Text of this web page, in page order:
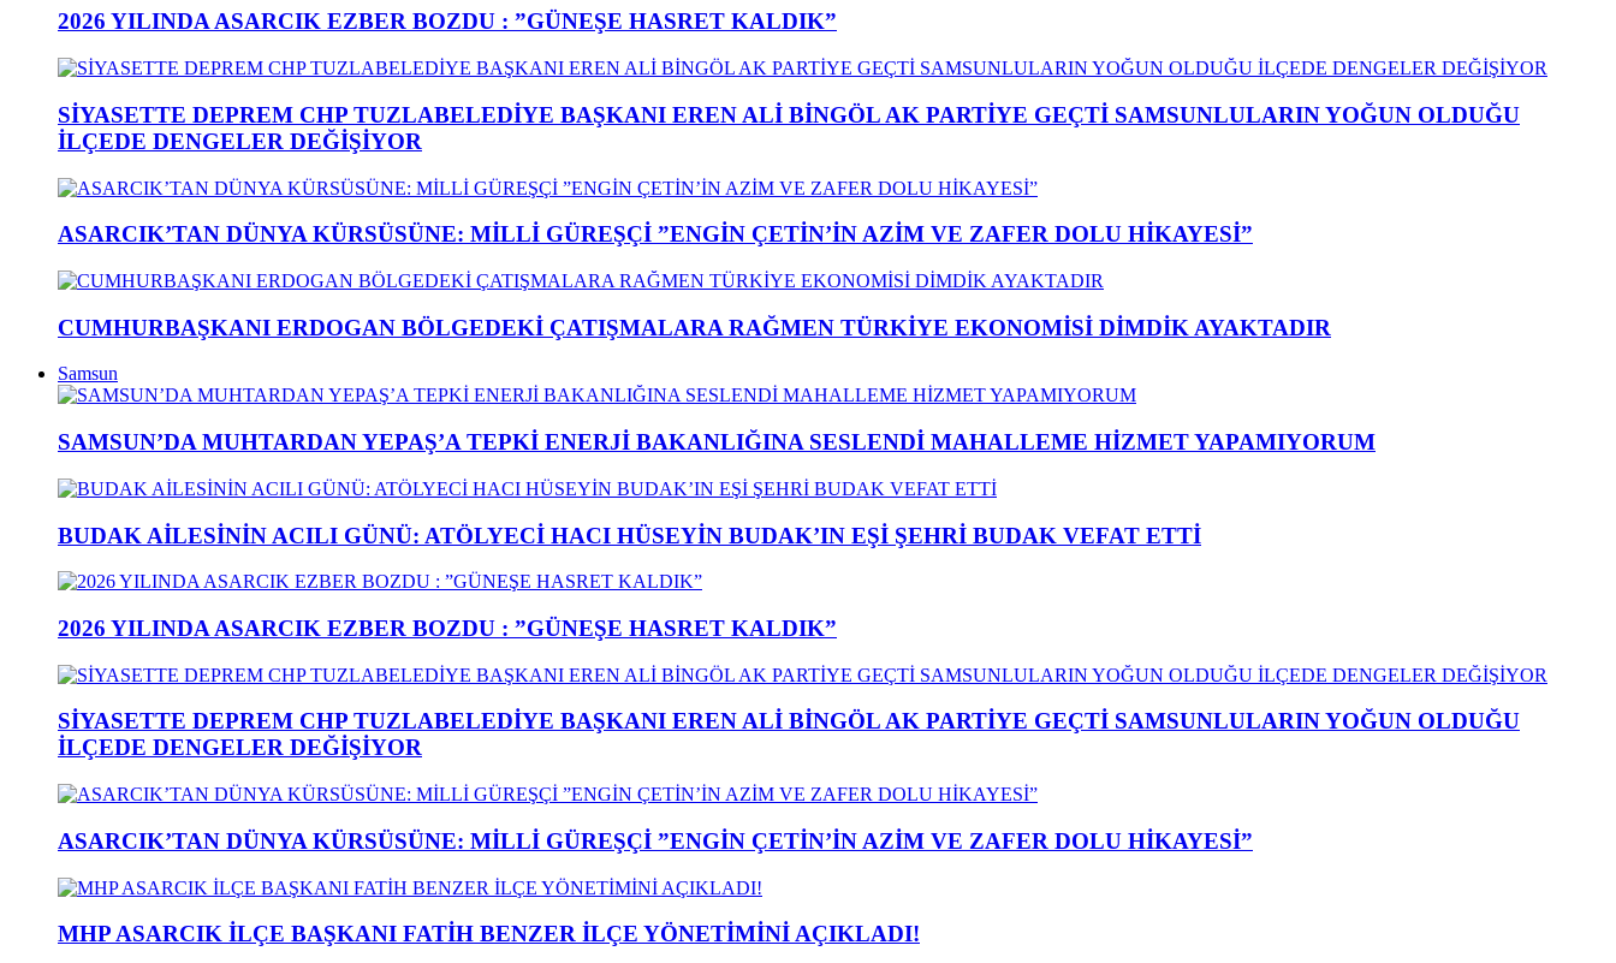
2026 YILINDA ASARCIK EZBER BOZDU : ”GÜNEŞE HASRET KALDIK”
SİYASETTE DEPREM CHP TUZLABELEDİYE BAŞKANI EREN ALİ BİNGÖL AK PARTİYE GEÇTİ SAMSUNLULARIN YOĞUN OLDUĞU
İLÇEDE DENGELER DEĞİŞİYOR
ASARCIK’TAN DÜNYA KÜRSÜSÜNE: MİLLİ GÜREŞÇİ ”ENGİN ÇETİN’İN AZİM VE ZAFER DOLU HİKAYESİ”
CUMHURBAŞKANI ERDOGAN BÖLGEDEKİ ÇATIŞMALARA RAĞMEN TÜRKİYE EKONOMİSİ DİMDİK AYAKTADIR
Samsun
SAMSUN’DA MUHTARDAN YEPAŞ’A TEPKİ ENERJİ BAKANLIĞINA SESLENDİ MAHALLEME HİZMET YAPAMIYORUM
BUDAK AİLESİNİN ACILI GÜNÜ: ATÖLYECİ HACI HÜSEYİN BUDAK’IN EŞİ ŞEHRİ BUDAK VEFAT ETTİ
2026 YILINDA ASARCIK EZBER BOZDU : ”GÜNEŞE HASRET KALDIK”
SİYASETTE DEPREM CHP TUZLABELEDİYE BAŞKANI EREN ALİ BİNGÖL AK PARTİYE GEÇTİ SAMSUNLULARIN YOĞUN OLDUĞU
İLÇEDE DENGELER DEĞİŞİYOR
ASARCIK’TAN DÜNYA KÜRSÜSÜNE: MİLLİ GÜREŞÇİ ”ENGİN ÇETİN’İN AZİM VE ZAFER DOLU HİKAYESİ”
MHP ASARCIK İLÇE BAŞKANI FATİH BENZER İLÇE YÖNETİMİNİ AÇIKLADI!